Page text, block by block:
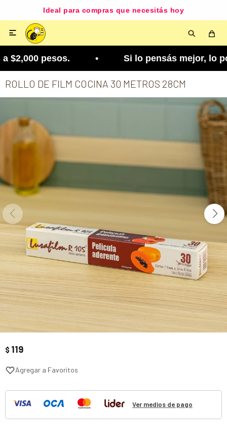
Ideal para compras que necesitás hoy

$2,000 pesos. • Si lo pensás mejor, lo
ROLLO DE FILM COCINA 30 METROS 28CM
$ 119
Ver medios de pago